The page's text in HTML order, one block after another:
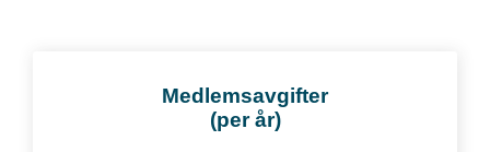
Medlemsavgifter
(per år)